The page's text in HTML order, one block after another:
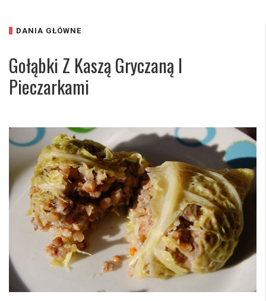
DANIA GŁÓWNE
Gołąbki Z Kaszą Gryczaną I
Pieczarkami